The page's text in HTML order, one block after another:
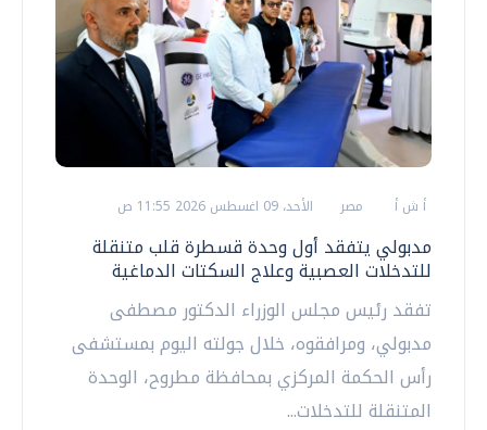
أ ش أ مصر الأحد، 09 اغسطس 2026 11:55 ص
مدبولي يتفقد أول وحدة قسطرة قلب متنقلة
للتدخلات العصبية وعلاج السكتات الدماغية
تفقد رئيس مجلس الوزراء الدكتور مصطفى
مدبولي، ومرافقوه، خلال جولته اليوم بمستشفى
رأس الحكمة المركزي بمحافظة مطروح، الوحدة
المتنقلة للتدخلات...